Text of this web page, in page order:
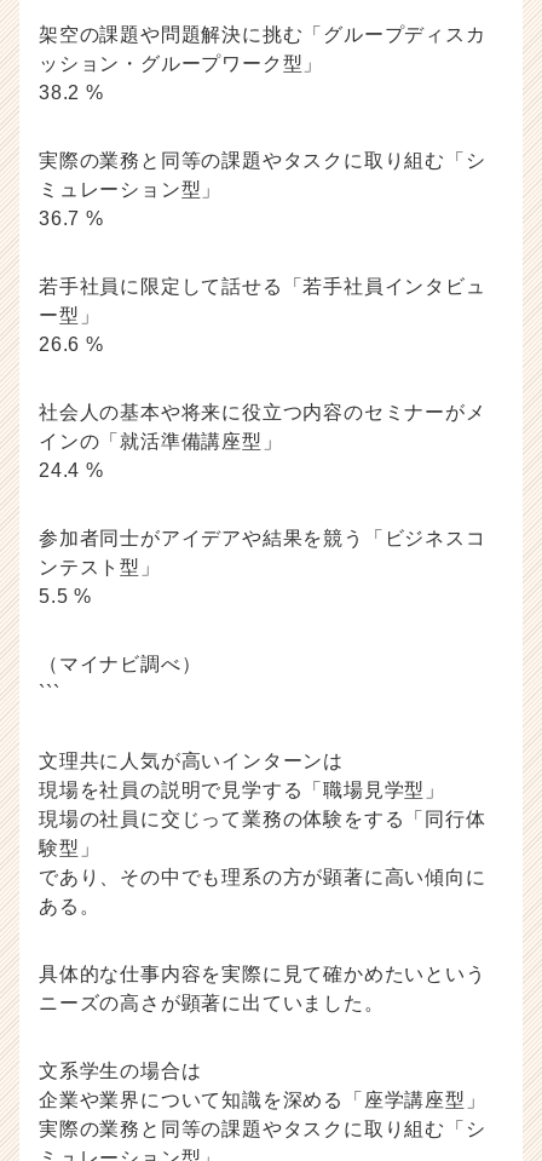
架空の課題や問題解決に挑む「グループディスカ
ッション・グループワーク型」
38.2 %
実際の業務と同等の課題やタスクに取り組む「シ
ミュレーション型」
36.7 %
若手社員に限定して話せる「若手社員インタビュ
ー型」
26.6 %
社会人の基本や将来に役立つ内容のセミナーがメ
インの「就活準備講座型」
24.4 %
参加者同士がアイデアや結果を競う「ビジネスコ
ンテスト型」
5.5 %
（マイナビ調べ）
```
文理共に人気が高いインターンは
現場を社員の説明で見学する「職場見学型」
現場の社員に交じって業務の体験をする「同行体
験型」
であり、その中でも理系の方が顕著に高い傾向に
ある。
具体的な仕事内容を実際に見て確かめたいという
ニーズの高さが顕著に出ていました。
文系学生の場合は
企業や業界について知識を深める「座学講座型」
実際の業務と同等の課題やタスクに取り組む「シ